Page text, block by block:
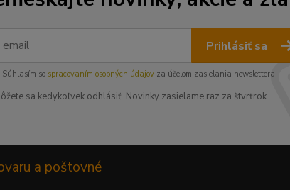
Prihlásiť sa
Súhlasím so spracovaním osobných údajovza účelom zasielania newslettera.
sa kedykoľvek odhlásiť. Novinky zasielame raz za štvrťrok.
a poštovné